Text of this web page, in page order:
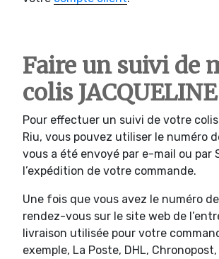
Faire un suivi de
colis
Pour effectuer un suivi de votre
Riu, vous pouvez utiliser le numéro
vous a été envoyé par e-mail ou par
l’expédition de votre commande.
Une fois que vous avez le numéro
rendez-vous sur le site web de
livraison utilisée pour votre
exemple, La Poste, DHL,